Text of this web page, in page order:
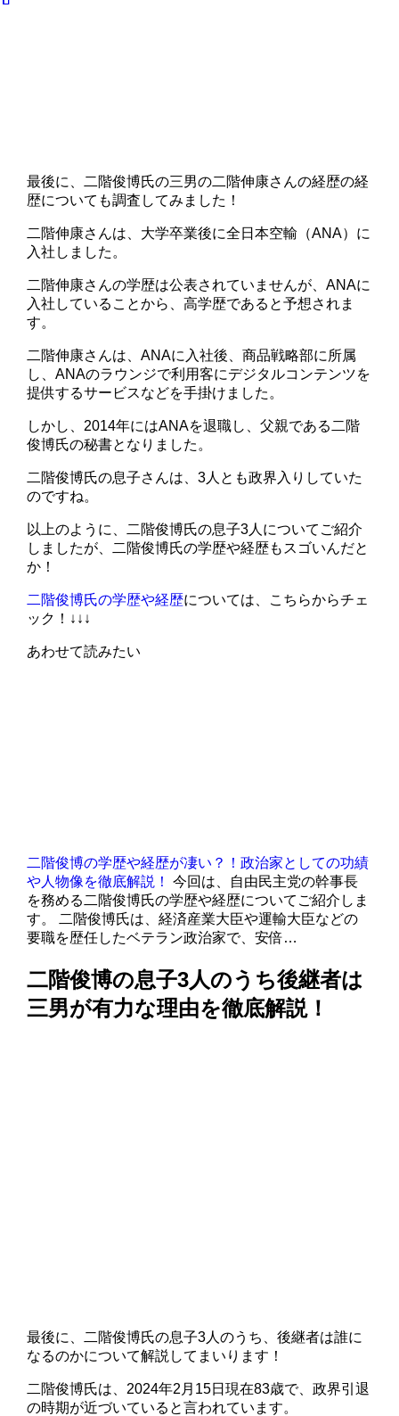
最後に、二階俊博氏の三男の二階伸康さんの経歴の経
歴についても調査してみました！
二階伸康さんは、大学卒業後に全日本空輸（ANA）に
入社しました。
二階伸康さんの学歴は公表されていませんが、ANAに
入社していることから、高学歴であると予想されま
す。
二階伸康さんは、ANAに入社後、商品戦略部に所属
し、ANAのラウンジで利用客にデジタルコンテンツを
提供するサービスなどを手掛けました。
しかし、2014年にはANAを退職し、父親である二階
俊博氏の秘書となりました。
二階俊博氏の息子さんは、3人とも政界入りしていた
のですね。
以上のように、二階俊博氏の息子3人についてご紹介
しましたが、二階俊博氏の学歴や経歴もスゴいんだと
か！
二階俊博氏の学歴や経歴については、こちらからチェ
ック！↓↓↓
あわせて読みたい
二階俊博の学歴や経歴が凄い？！政治家としての功績
や人物像を徹底解説！
今回は、自由民主党の幹事長
を務める二階俊博氏の学歴や経歴についてご紹介しま
す。 二階俊博氏は、経済産業大臣や運輸大臣などの
要職を歴任したベテラン政治家で、安倍…
二階俊博の息子3人のうち後継者は
三男が有力な理由を徹底解説！
最後に、二階俊博氏の息子3人のうち、後継者は誰に
なるのかについて解説してまいります！
二階俊博氏は、2024年2月15日現在83歳で、政界引退
の時期が近づいていると言われています。